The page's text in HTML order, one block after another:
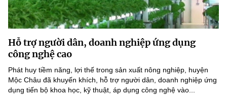
Hỗ trợ người dân, doanh nghiệp ứng dụng
công nghệ cao
Phát huy tiềm năng, lợi thế trong sản xuất nông nghiệp, huyện
Mộc Châu đã khuyến khích, hỗ trợ người dân, doanh nghiệp ứng
dụng tiến bộ khoa học, kỹ thuật, áp dụng công nghệ vào...